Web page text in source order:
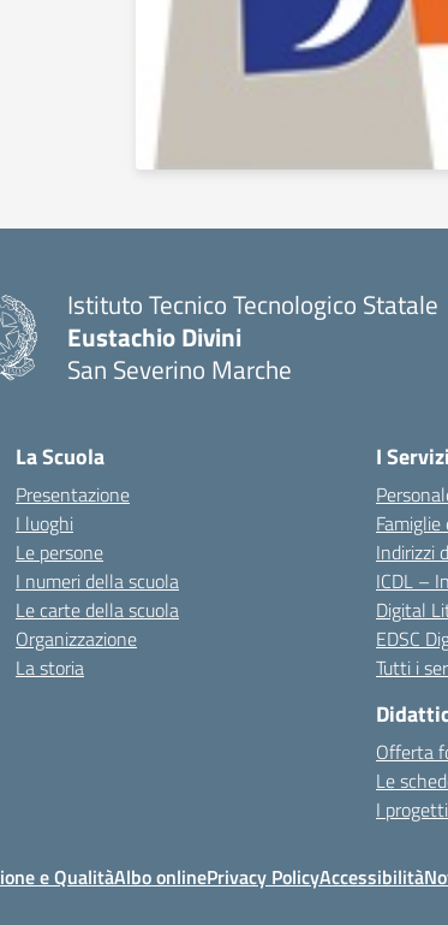
Istituto Tecnico Tecnologico Statale
Eustachio Divini
San Severino Marche
La Scuola
Presentazione
I luoghi
Le persone
I numeri della scuola
Le carte della scuola
Organizzazione
La storia
I Servizi
Indirizzi
ICDL –
Digital
EDSC
Tutti i
Offerta
Le
I
e QualitàAlbo onlinePrivacy PolicyAccessibilità